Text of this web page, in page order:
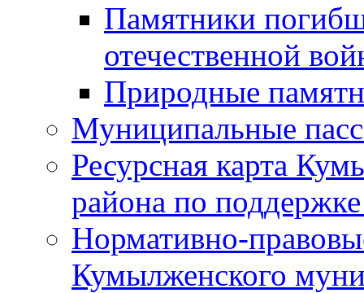
Памятники
отечественной
Природные
Муниципальные
Ресурсная карта
района по
Нормативно-
Кумылженского